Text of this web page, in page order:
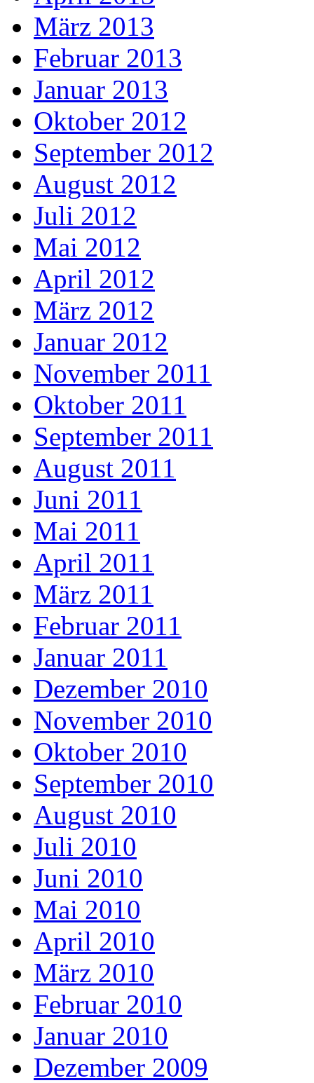
März 2013
Februar 2013
Januar 2013
Oktober 2012
September 2012
August 2012
Juli 2012
Mai 2012
April 2012
März 2012
Januar 2012
November 2011
Oktober 2011
September 2011
August 2011
Juni 2011
Mai 2011
April 2011
März 2011
Februar 2011
Januar 2011
Dezember 2010
November 2010
Oktober 2010
September 2010
August 2010
Juli 2010
Juni 2010
Mai 2010
April 2010
März 2010
Februar 2010
Januar 2010
Dezember 2009